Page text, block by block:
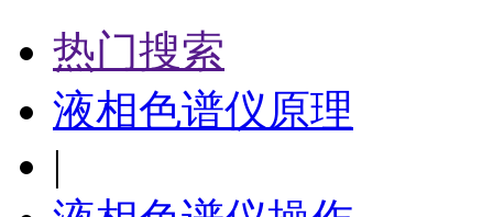
热门搜索
液相色谱仪原理
|